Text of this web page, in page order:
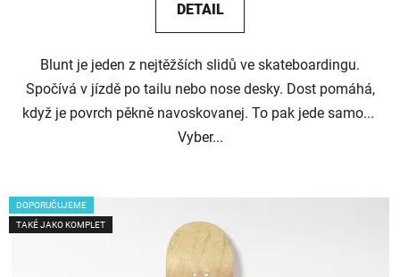
DETAIL
Blunt je jeden z nejtěžších slidů ve skateboardingu.
Spočívá v jízdě po tailu nebo nose desky. Dost pomáhá,
když je povrch pěkně navoskovanej. To pak jede samo...
Vyber...
DOPORUČUJEME
TAKÉ JAKO KOMPLET